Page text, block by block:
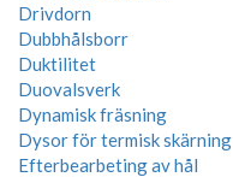
Drivdorn
Dubbhålsborr
Duktilitet
Duovalsverk
Dynamisk fräsning
Dysor för termisk skärning
Efterbearbeting av hål